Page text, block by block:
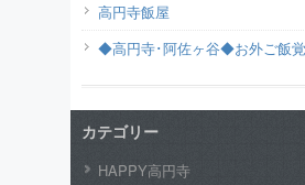
高円寺飯屋
◆高円寺･阿佐ヶ谷◆お外ご飯
カテゴリー
HAPPY高円寺